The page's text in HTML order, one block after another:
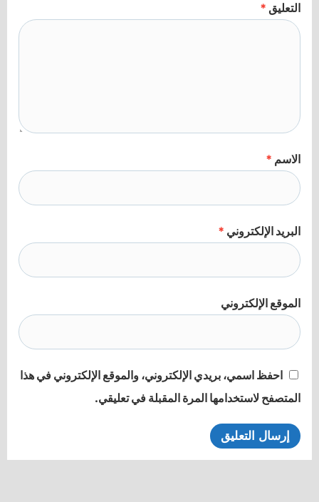
التعليق *
الاسم *
البريد الإلكتروني *
الموقع الإلكتروني
احفظ اسمي، بريدي الإلكتروني، والموقع الإلكتروني في هذا
المتصفح لاستخدامها المرة المقبلة في تعليقي.